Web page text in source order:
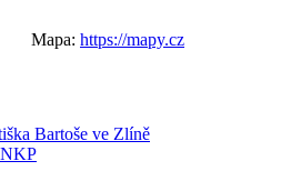
Mapa: https://mapy.cz
Bartoše ve Zlíně